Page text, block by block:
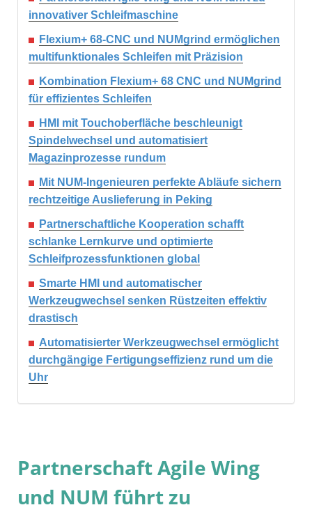
innovativer Schleifmaschine
Flexium+ 68-CNC und NUMgrind ermöglichen
multifunktionales Schleifen mit Präzision
Kombination Flexium+ 68 CNC und NUMgrind
für effizientes Schleifen
HMI mit Touchoberfläche beschleunigt
Spindelwechsel und automatisiert
Magazinprozesse rundum
Mit NUM-Ingenieuren perfekte Abläufe sichern
rechtzeitige Auslieferung in Peking
Partnerschaftliche Kooperation schafft
schlanke Lernkurve und optimierte
Schleifprozessfunktionen global
Smarte HMI und automatischer
Werkzeugwechsel senken Rüstzeiten effektiv
drastisch
Automatisierter Werkzeugwechsel ermöglicht
durchgängige Fertigungseffizienz rund um die
Uhr
Partnerschaft Agile Wing
und NUM führt zu